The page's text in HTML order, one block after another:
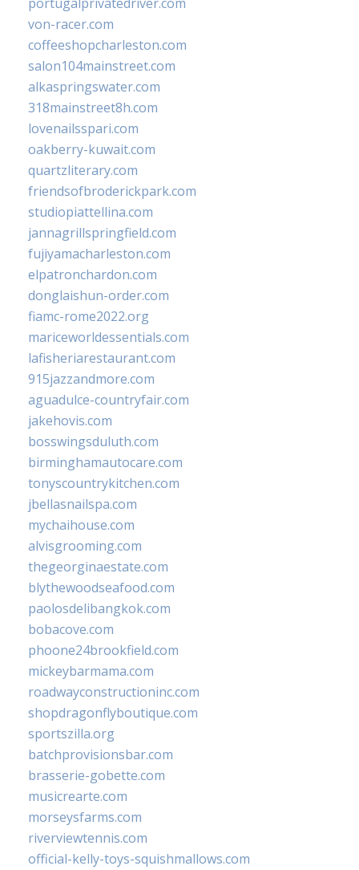
von-racer.com
coffeeshopcharleston.com
salon104mainstreet.com
alkaspringswater.com
318mainstreet8h.com
lovenailsspari.com
oakberry-kuwait.com
quartzliterary.com
friendsofbroderickpark.com
studiopiattellina.com
jannagrillspringfield.com
fujiyamacharleston.com
elpatronchardon.com
donglaishun-order.com
fiamc-rome2022.org
mariceworldessentials.com
lafisheriarestaurant.com
915jazzandmore.com
aguadulce-countryfair.com
jakehovis.com
bosswingsduluth.com
birminghamautocare.com
tonyscountrykitchen.com
jbellasnailspa.com
mychaihouse.com
alvisgrooming.com
thegeorginaestate.com
blythewoodseafood.com
paolosdelibangkok.com
bobacove.com
phoone24brookfield.com
mickeybarmama.com
roadwayconstructioninc.com
shopdragonflyboutique.com
sportszilla.org
batchprovisionsbar.com
brasserie-gobette.com
musicrearte.com
morseysfarms.com
riverviewtennis.com
official-kelly-toys-squishmallows.com